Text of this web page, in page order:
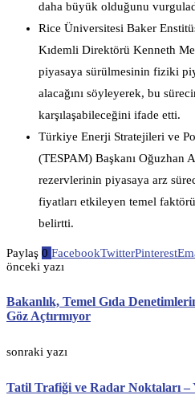
daha büyük olduğunu
Rice Üniversitesi Baker
Kıdemli Direktörü Kenneth
piyasaya sürülmesinin fiziki
alacağını söyleyerek, bu
karşılaşabileceğini ifade etti.
Türkiye Enerji Stratejileri ve
(TESPAM) Başkanı Oğuzhan
rezervlerinin piyasaya arz
fiyatları etkileyen temel
belirtti.
Paylaş 0 FacebookTwitterPinterest
önceki yazı
Bakanlık, Temel Gıda
Göz Açtırmıyor
sonraki yazı
Tatil Trafiği ve Radar Noktaları